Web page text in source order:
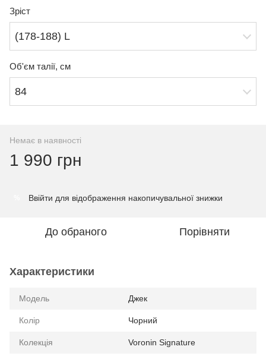
Зріст
(178-188) L
Об'єм талії, см
84
Немає в наявності
1 990 грн
Ввійти для відображення накопичувальної знижки
До обраного Порівняти
Характеристики
Модель Джек
Колір Чорний
Колекція Voronin Signature